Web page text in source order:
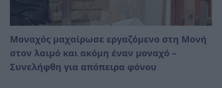
Μοναχός μαχαίρωσε εργαζόμενο στη Μονή
στον λαιμό και ακόμη έναν μοναχό –
Συνελήφθη για απόπειρα φόνου